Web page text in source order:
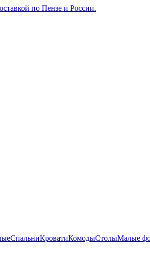
СпальниКроватиКомодыСтолыМалые